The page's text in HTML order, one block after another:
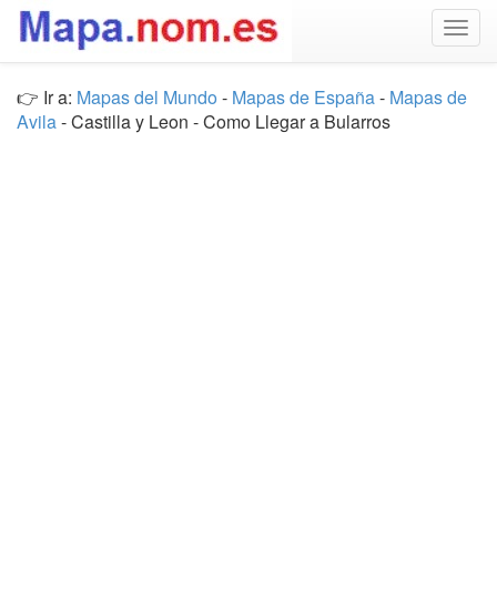
👉 Ir a: Mapas del Mundo - Mapas de España- Mapas de
Avila- Castilla y Leon - Como Llegar a Bularros